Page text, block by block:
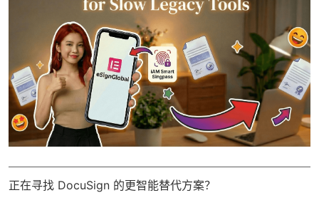
正在寻找 DocuSign 的更智能替代方案？